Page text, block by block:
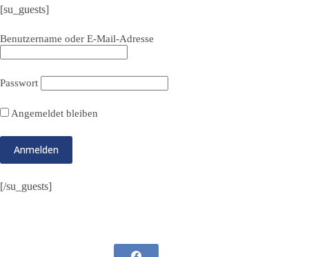
[su_guests]
Benutzername oder E-Mail-Adresse
Passwort
Angemeldet bleiben
[/su_guests]